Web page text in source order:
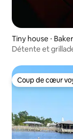
Tiny house ⋅ Baker
Détente et
Coup de cœur
Coup de cœur